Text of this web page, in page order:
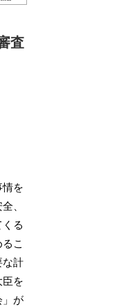
査
情を
、
る
こ
な計
臣を
」が